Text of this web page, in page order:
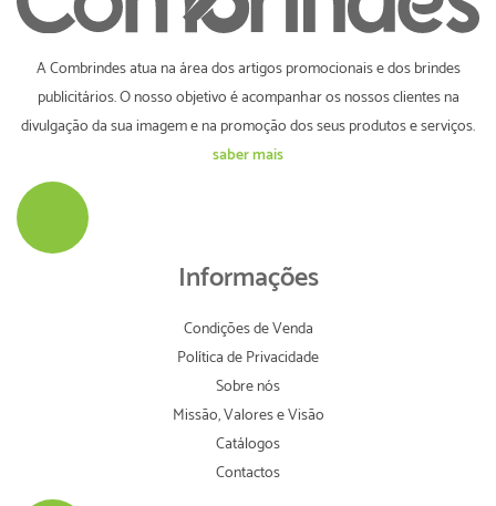
A Combrindes atua na área dos artigos promocionais e dos brindes
publicitários. O nosso objetivo é acompanhar os nossos clientes na
divulgação da sua imagem e na promoção dos seus produtos e serviços.
saber mais
Informações
Condições de Venda
Política de Privacidade
Sobre nós
Missão, Valores e Visão
Catálogos
Contactos